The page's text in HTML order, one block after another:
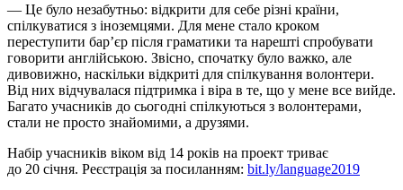
— Це було незабутньо: відкрити для себе різні країни,
спілкуватися з іноземцями. Для мене стало кроком
переступити барʼєр після граматики та нарешті спробувати
говорити англійською. Звісно, спочатку було важко, але
дивовижно, наскільки відкриті для спілкування волонтери.
Від них відчувалася підтримка і віра в те, що у мене все вийде.
Багато учасників до сьогодні спілкуються з волонтерами,
стали не просто знайомими, а друзями.
Набір учасників віком від 14 років на проект триває
до 20 січня. Реєстрація за посиланням: bit.ly/language2019